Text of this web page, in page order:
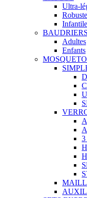
Ultra-
Robuste
BAUDRIERS
Adultes
Enfants